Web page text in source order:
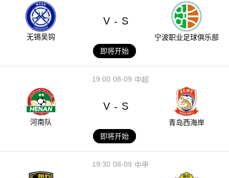
无锡吴钩
V - S
宁波职业足球俱乐部
即将开始
08-09
19:00 中超
河南队
V - S
青岛西海岸
即将开始
08-09
19:30 中甲